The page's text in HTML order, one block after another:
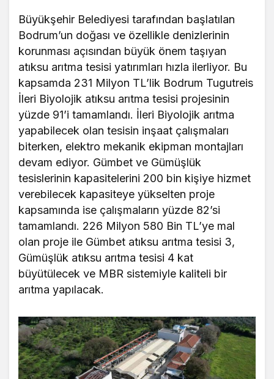
Büyükşehir Belediyesi tarafından başlatılan
Bodrum’un doğası ve özellikle denizlerinin
korunması açısından büyük önem taşıyan
atıksu arıtma tesisi yatırımları hızla ilerliyor. Bu
kapsamda 231 Milyon TL’lik Bodrum Tugutreis
İleri Biyolojik atıksu arıtma tesisi projesinin
yüzde 91’i tamamlandı. İleri Biyolojik arıtma
yapabilecek olan tesisin inşaat çalışmaları
biterken, elektro mekanik ekipman montajları
devam ediyor. Gümbet ve Gümüşlük
tesislerinin kapasitelerini 200 bin kişiye hizmet
verebilecek kapasiteye yükselten proje
kapsamında ise çalışmaların yüzde 82’si
tamamlandı. 226 Milyon 580 Bin TL’ye mal
olan proje ile Gümbet atıksu arıtma tesisi 3,
Gümüşlük atıksu arıtma tesisi 4 kat
büyütülecek ve MBR sistemiyle kaliteli bir
arıtma yapılacak.